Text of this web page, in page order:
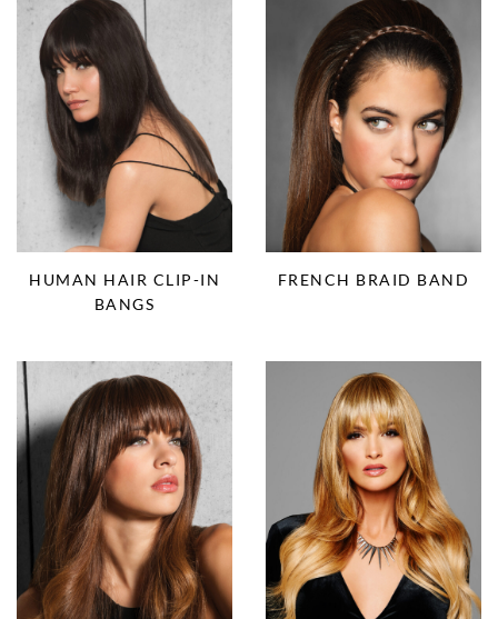
HUMAN HAIR CLIP-IN
BANGS
FRENCH BRAID BAND